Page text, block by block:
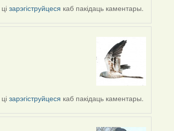
цізарэгіструйцеся каб пакідаць каментары.
цізарэгіструйцеся каб пакідаць каментары.